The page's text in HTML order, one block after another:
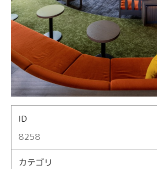
ID
8258
カテゴリ